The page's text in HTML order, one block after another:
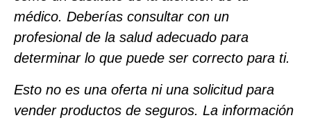
médico. Deberías consultar con un
profesional de la salud adecuado para
determinar lo que puede ser correcto para ti.
Esto no es una oferta ni una solicitud para
vender productos de seguros. La información